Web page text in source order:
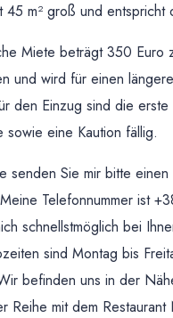
45 m² groß und entspricht
Miete beträgt 350 Euro
und wird für einen
den Einzug sind die
sowie eine Kaution fällig.
senden Sie mir bitte
Telefonnummer ist
schnellstmöglich bei
sind Montag bis
befinden uns in der
Reihe mit dem